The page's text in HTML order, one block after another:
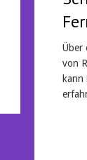
Über
von
kann